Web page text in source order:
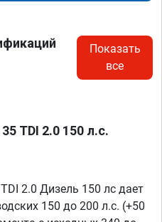
Показать
все
TDI 2.0 150 л.с.
2.0 Дизель 150 лс дает
150 до 200 л.с. (+50